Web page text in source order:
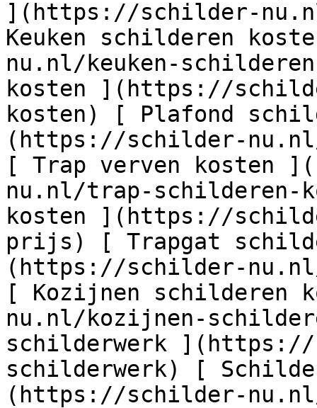
](https://schilder-
Keuken schilderen
nu.nl/keuken-
kosten ](https://
kosten) [ Plafond
(https://schilder-
[ Trap verven kosten
nu.nl/trap-schilderen-
kosten ](https://
prijs) [ Trapgat
(https://schilder-
[ Kozijnen
nu.nl/kozijnen-
schilderwerk
schilderwerk) [
(https://schilder-nu.nl/